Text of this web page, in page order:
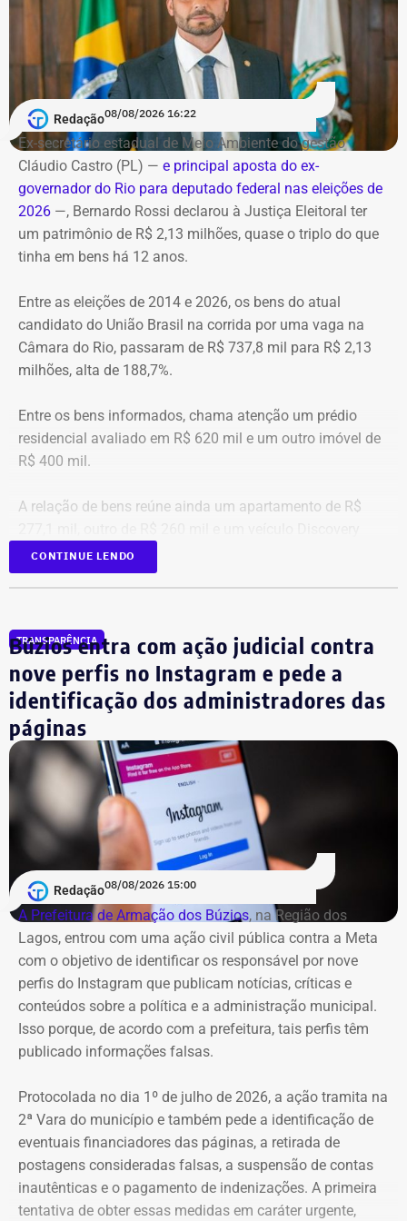
Serviço
Debate entre candidatos ao governo do estado do Rio de
Janeiro
Data: domingo, 09 de agosto de 2026
Horário: 20h
Transmissão: Canal Band, BandNews FM e YouTube do
TEMPO REAL
Pré-hora: 19h, com cobertura especial pelo YouTube do
TEMPO REAL
carbonizadas
O helicóptero explodiu ao cair na encosta, e chamas se
alastraram pela mata. De acordo com o Corpo de
Bombeiros, agentes especializados em combate a
incêndios florestais foram mobilizados e conseguiram
controlar o fogo.
A operação mobilizou cerca de 40 militares, 11 viaturas e
4 unidades operacionais.
Redação08/08/2026 16:22
Ex-secretário estadual de Meio Ambiente do gestão
Cláudio Castro (PL) — e principal aposta do ex-
governador do Rio para deputado federal nas eleições de
2026 —, Bernardo Rossi declarou à Justiça Eleitoral ter
um patrimônio de R$ 2,13 milhões, quase o triplo do que
tinha em bens há 12 anos.
Entre as eleições de 2014 e 2026, os bens do atual
candidato do União Brasil na corrida por uma vaga na
Câmara do Rio, passaram de R$ 737,8 mil para R$ 2,13
milhões, alta de 188,7%.
Entre os bens informados, chama atenção um prédio
residencial avaliado em R$ 620 mil e um outro imóvel de
R$ 400 mil.
A relação de bens reúne ainda um apartamento de R$
D300, ano 2023, declarado por R$ 330 mil. Também
aparecem na lista cerca de R$ 177 mil em aplicações e
CONTINUE LENDO
TRANSPARÊNCIA
Búzios entra com ação judicial contra
nove perfis no Instagram e pede a
identificação dos administradores das
páginas
Redação08/08/2026 15:00
A Prefeitura de Armação dos Búzios, na Região dos
Lagos, entrou com uma ação civil pública contra a Meta
com o objetivo de identificar os responsável por nove
perfis do Instagram que publicam notícias, críticas e
conteúdos sobre a política e a administração municipal.
Isso porque, de acordo com a prefeitura, tais perfis têm
publicado informações falsas.
Protocolada no dia 1º de julho de 2026, a ação tramita na
2ª Vara do município e também pede a identificação de
eventuais financiadores das páginas, a retirada de
postagens consideradas falsas, a suspensão de contas
inautênticas e o pagamento de indenizações. A primeira
tentativa de obter essas medidas em caráter urgente,